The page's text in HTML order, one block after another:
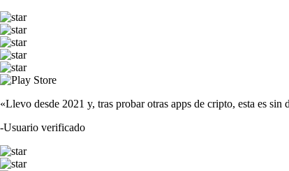
«Llevo desde 2021 y, tras probar otras apps de cripto, esta es
-Usuario verificado